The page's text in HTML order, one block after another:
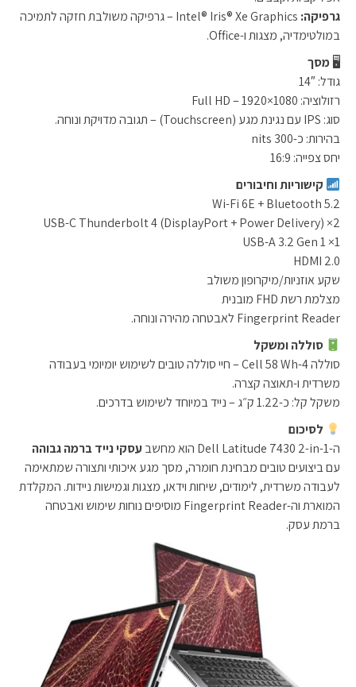
גרפיקה:
Intel® Iris® Xe Graphics – גרפיקה משולבת חזקה לתמיכה
במולטימדיה, מצגות ו-Office.
🖥 מסך
גודל: 14″
רזולוציה: Full HD – 1920×1080
סוג: IPS עם נגינת מגע (Touchscreen) – תגובה מדויקת ונוחה.
בהירות: כ-300 nits
יחס צפייה: 16:9
קישוריות וחיבורים
Wi-Fi 6E + Bluetooth 5.2
2× USB-C Thunderbolt 4 (DisplayPort + Power Delivery)
1× USB-A 3.2 Gen 1
HDMI 2.0
שקע אוזניות/מיקרופון משולב
מצלמת רשת FHD מובנית
Fingerprint Reader לאבטחה מהירה ונוחה.
סוללה ומשקל
סוללה 4-Cell 58 Wh – חיי סוללה טובים לשימוש יומיומי בעבודה
משרדית ו-תאוצה קצרה.
משקל קל: כ-1.22 ק״ג – נייד במיוחד לשימוש בדרכים.
לסיכום
ה-Dell Latitude 7430 2-in-1 הוא מחשב
עסקי נייד ברמה גבוהה
עם ביצועים טובים מבחינת חומרה, מסך מגע איכותי ותצורה שמתאימה
לעבודה משרדית, לימודים, שיחות וידאו, מצגות וגמישות ניידות. המקלדת
המוארת וה-Fingerprint Reader מוסיפים נוחות שימוש ואבטחה
ברמת עסק.